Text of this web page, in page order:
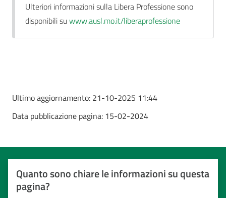
Ulteriori informazioni sulla Libera Professione sono
disponibili suwww.ausl.mo.it/liberaprofessione
Ultimo aggiornamento: 21-10-2025 11:44
Data pubblicazione pagina: 15-02-2024
Quanto sono chiare le informazioni su questa
pagina?